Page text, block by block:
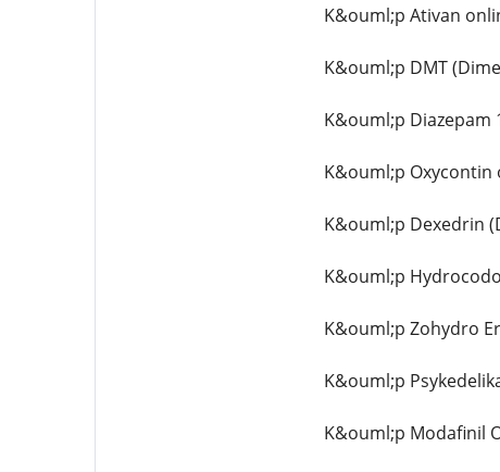
K&ouml;p Ativan
K&ouml;p DMT
K&ouml;p
K&ouml;p
K&ouml;p Dexedrin
K&ouml;p
K&ouml;p Zohydro
K&ouml;p
K&ouml;p Modafinil